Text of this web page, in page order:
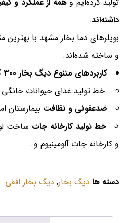
داشته‌اند.
بویلرهای دما بخار مشهد با بهترین
و ساخته شده‌اند.
کاربردهای متنوع دیگ بخار 300 کیلویی تولید شده دما بخار
خط تولید غذای حیوانات
ضدعفونی و نظافت بیمارستان
خط تولید کارخانه جات ساخت
و کارخانه جات آلومینیوم و …
دسته ها دیگ بخار, دیگ بخار افقی